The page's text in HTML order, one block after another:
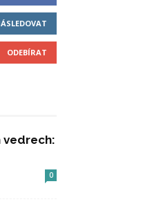
ODEBÍRAT
vedrech:
0